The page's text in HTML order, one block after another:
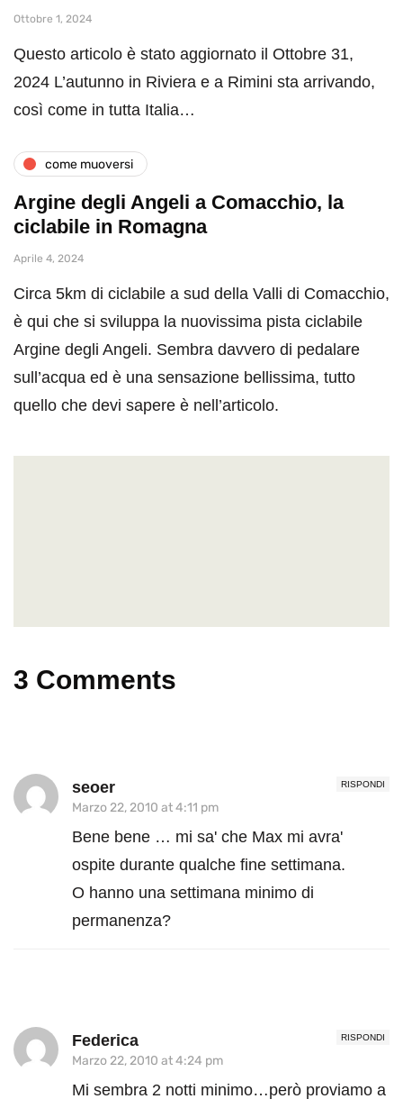
Ottobre 1, 2024
Questo articolo è stato aggiornato il Ottobre 31,
2024 L’autunno in Riviera e a Rimini sta arrivando,
così come in tutta Italia…
come muoversi
Argine degli Angeli a Comacchio, la
ciclabile in Romagna
Aprile 4, 2024
Circa 5km di ciclabile a sud della Valli di Comacchio,
è qui che si sviluppa la nuovissima pista ciclabile
Argine degli Angeli. Sembra davvero di pedalare
sull’acqua ed è una sensazione bellissima, tutto
quello che devi sapere è nell’articolo.
3 Comments
RISPONDI
seoer
Marzo 22, 2010 at 4:11 pm
Bene bene … mi sa' che Max mi avra'
ospite durante qualche fine settimana.
O hanno una settimana minimo di
permanenza?
RISPONDI
Federica
Marzo 22, 2010 at 4:24 pm
Mi sembra 2 notti minimo…però proviamo a